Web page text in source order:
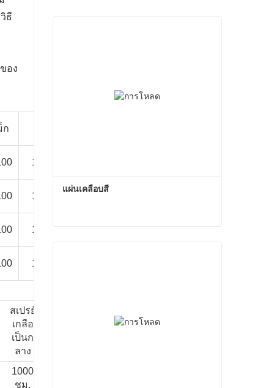
ธี
อง
ก
1000 ชั่วโมง
1000 ชั่วโมง
1000 ชั่วโมง
1000 ชั่วโมง
สเปรย์
เกลือ
เป็นก
ลาง
สเปรย์เก
ควอล์ม-
1000
ชม.
แผ่นเคลือบสี